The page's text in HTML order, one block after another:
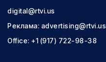
digital@rtvi.us
Реклама: advertising@rtvi.us
Office: +1 (917) 722-98-38